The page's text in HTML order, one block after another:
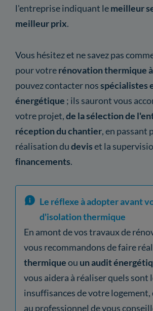
l'entreprise indiquant lemeilleur
meilleur prix.
Vous hésitez et ne savez pas
pour votrerénovation thermique
pouvez contacter nosspécialistes
énergétique ; ils sauront vous
votre projet,de la sélection de
réception du chantier, en passant
réalisation dudeviset la
financements.
Le réflexe à adopter avant
d'isolation thermique
En amont de vos travaux de
vous recommandons de faire
thermiqueou un audit
vous aidera à réaliser quels sont
insuffisances de votre
au professionnel de vous